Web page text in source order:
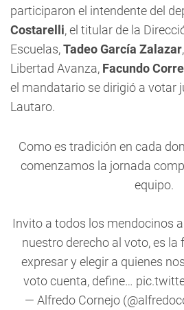
participaron el intendente del
Costarelli, el titular de la
Escuelas,Tadeo García Zalazar
Libertad Avanza, Facundo
el mandatario se dirigió a votar
Lautaro.
Como es tradición en cada
comenzamos la jornada
equipo.
Invito a todos los mendocinos
nuestro derecho al voto, es
expresar y elegir a quienes
voto cuenta, define…
— Alfredo Cornejo